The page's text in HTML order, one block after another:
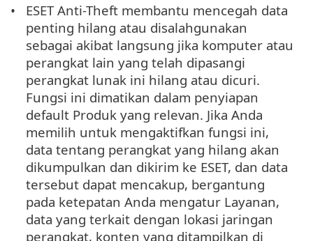
ESET Anti-Theft membantu mencegah data
penting hilang atau disalahgunakan
sebagai akibat langsung jika komputer atau
perangkat lain yang telah dipasangi
perangkat lunak ini hilang atau dicuri.
Fungsi ini dimatikan dalam penyiapan
default Produk yang relevan. Jika Anda
memilih untuk mengaktifkan fungsi ini,
data tentang perangkat yang hilang akan
dikumpulkan dan dikirim ke ESET, dan data
tersebut dapat mencakup, bergantung
pada ketepatan Anda mengatur Layanan,
data yang terkait dengan lokasi jaringan
perangkat, konten yang ditampilkan di